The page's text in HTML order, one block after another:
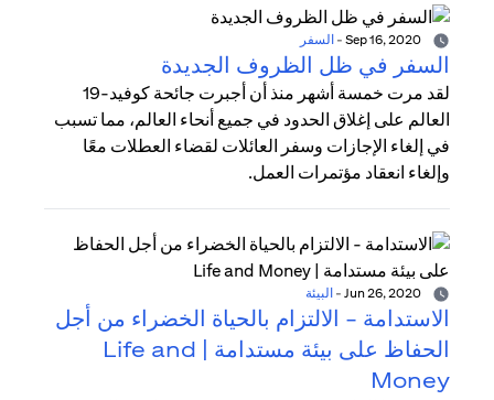
- السفر
السفر في ظل الظروف الجديدة
لقد مرت خمسة أشهر منذ أن أجبرت جائحة كوفيد-19
العالم على إغلاق الحدود في جميع أنحاء العالم، مما تسبب
في إلغاء الإجازات وسفر العائلات لقضاء العطلات معًا
وإلغاء انعقاد مؤتمرات العمل.
- البيئة
الاستدامة - الالتزام بالحياة الخضراء من أجل
الحفاظ على بيئة مستدامة | Life and
Money